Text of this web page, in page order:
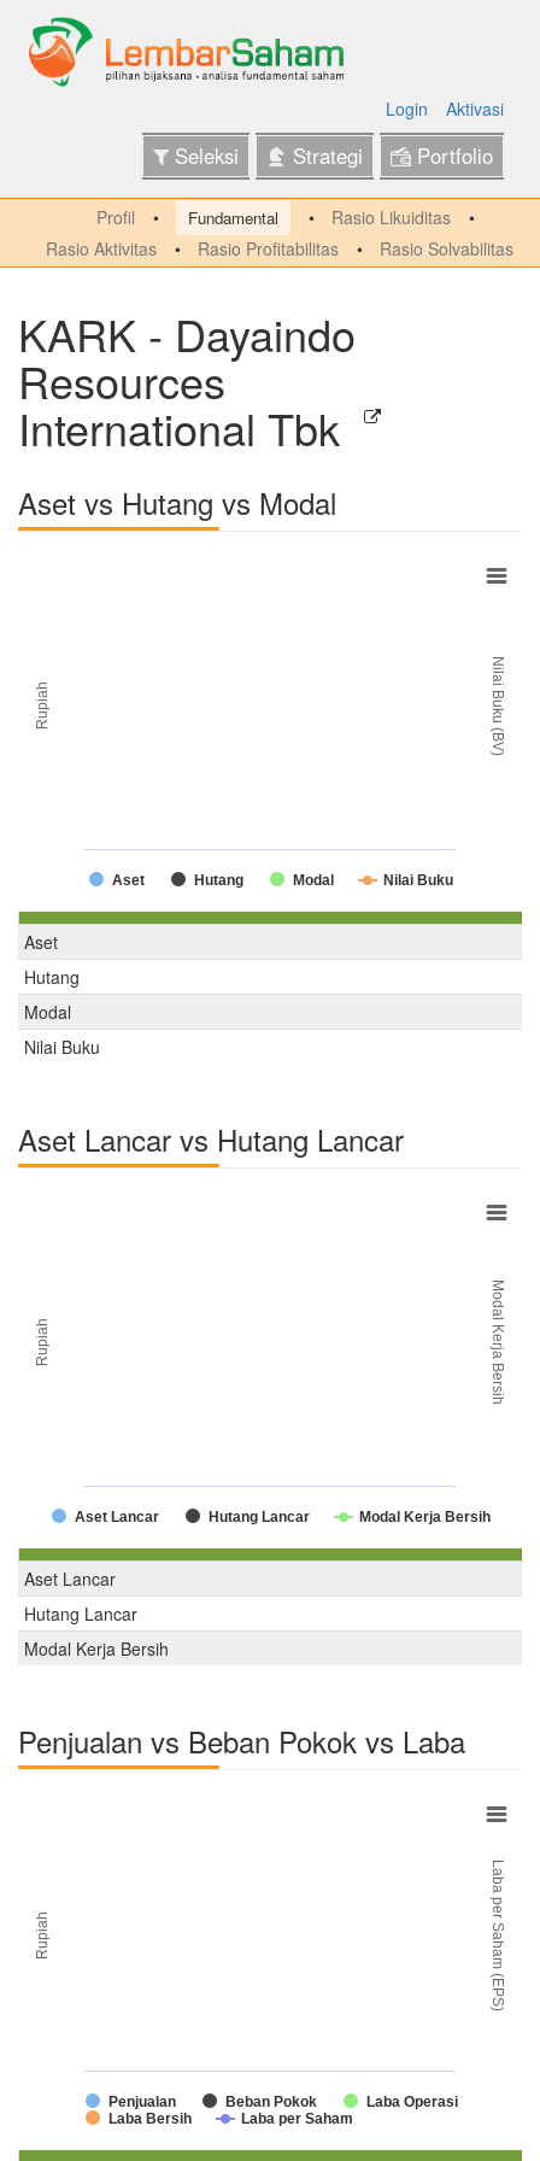
Login Aktivasi
Seleksi Strategi Portfolio
Profil Fundamental
Rasio Likuiditas
Rasio Aktivitas
Rasio Profitabilitas Rasio Solvabilitas
KARK - Dayaindo
Resources
International Tbk
Aset vs Hutang vs Modal
Rupiah Nilai Buku (BV)
Aset Hutang Modal Nilai Buku
Aset
Hutang
Modal
Nilai Buku
Aset Lancar vs Hutang Lancar
Rupiah Modal Kerja Bersih
Aset Lancar Hutang Lancar Modal Kerja Bersih
Aset Lancar
Hutang Lancar
Modal Kerja Bersih
Penjualan vs Beban Pokok vs Laba
Rupiah Laba per Saham (EPS)
Penjualan Beban Pokok
Laba Operasi
Laba Bersih
Laba per Saham